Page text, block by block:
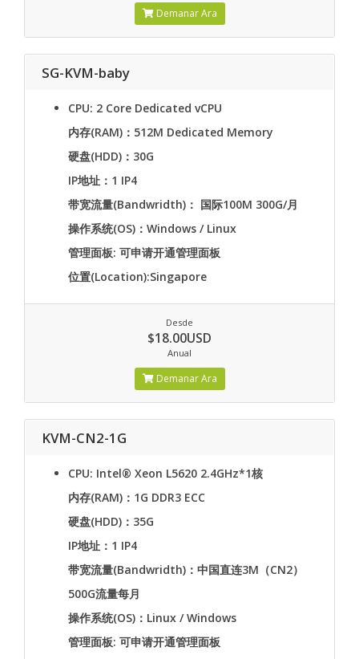
Demanar Ara
SG-KVM-baby
CPU: 2 Core Dedicated vCPU
内存(RAM)：512M Dedicated Memory
硬盘(HDD)：30G
IP地址：1 IP4
带宽流量(Bandwridth)： 国际100M 300G/月
操作系统(OS)：Windows / Linux
管理面板: 可申请开通管理面板
位置(Location):Singapore
Desde
$18.00USD
Anual
Demanar Ara
KVM-CN2-1G
CPU: Intel® Xeon L5620 2.4GHz*1核
内存(RAM)：1G DDR3 ECC
硬盘(HDD)：35G
IP地址：1 IP4
带宽流量(Bandwridth)：中国直连3M（CN2）
500G流量每月
操作系统(OS)：Linux / Windows
管理面板: 可申请开通管理面板